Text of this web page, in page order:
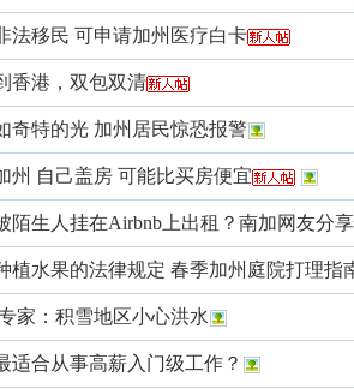
法移民 可申请加州医疗白卡
香港，双包双清
奇特的光 加州居民惊恐报警
州 自己盖房 可能比买房便宜
陌生人挂在Airbnb上出租？南加网友分
植水果的法律规定 春季加州庭院打理指
家：积雪地区小心洪水
适合从事高薪入门级工作？